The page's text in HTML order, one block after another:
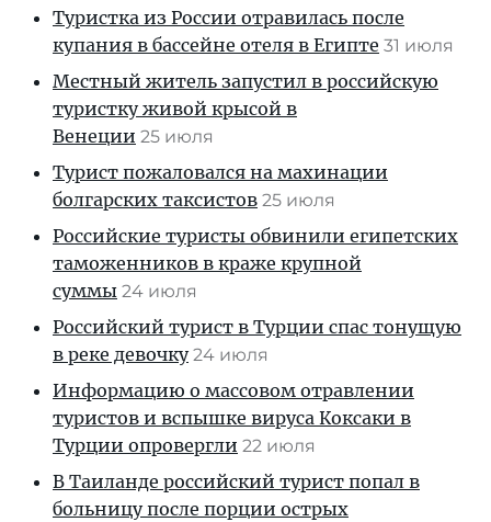
Туристка из России отравилась после
купания в бассейне отеля в Египте 31 июля
Местный житель запустил в российскую
туристку живой крысой в
Венеции 25 июля
Турист пожаловался на махинации
болгарских таксистов 25 июля
Российские туристы обвинили египетских
таможенников в краже крупной
суммы 24 июля
Российский турист в Турции спас тонущую
в реке девочку 24 июля
Информацию о массовом отравлении
туристов и вспышке вируса Коксаки в
Турции опровергли 22 июля
В Таиланде российский турист попал в
больницу после порции острых